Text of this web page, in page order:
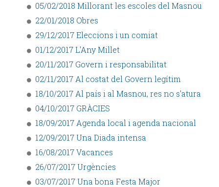
05/02/2018 Millorant les escoles del Masnou
22/01/2018 Obres
29/12/2017 Eleccions i un comiat
01/12/2017 L'Any Millet
20/11/2017 Govern i responsabilitat
02/11/2017 Al costat del Govern legítim
18/10/2017 Al país i al Masnou, res no s'atura
04/10/2017 GRÀCIES
18/09/2017 Agenda local i agenda nacional
12/09/2017 Una Diada intensa
16/08/2017 Vacances
26/07/2017 Urgències
03/07/2017 Una bona Festa Major